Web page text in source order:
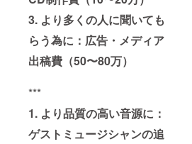
3. より多くの人に聞いても
らう為に：広告・メディア
出稿費（50〜80万）
***
1. より品質の高い音源に：
ゲストミュージシャンの追